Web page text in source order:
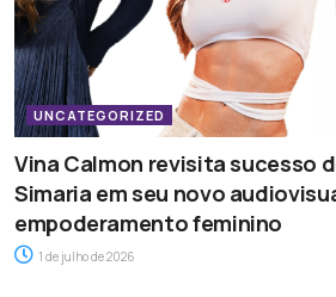
UNCATEGORIZED
Vina Calmon revisita sucesso
Simaria em seu novo
empoderamento feminino
1 de julho de 2026